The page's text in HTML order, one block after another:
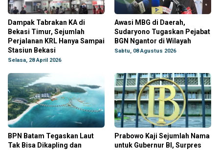
Dampak Tabrakan KA di
Bekasi Timur, Sejumlah
Perjalanan KRL Hanya Sampai
Stasiun Bekasi
Selasa, 28 April 2026
Awasi MBG di Daerah,
Sudaryono Tugaskan Pejabat
BGN Ngantor di Wilayah
Sabtu, 08 Agustus 2026
BPN Batam Tegaskan Laut
Tak Bisa Dikapling dan
Prabowo Kaji Sejumlah Nama
untuk Gubernur BI, Surpres